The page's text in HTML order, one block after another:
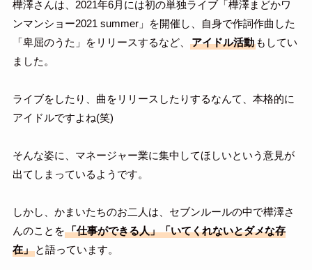
樺澤さんは、2021年6月には初の単独ライブ「樺澤まどかワ
ンマンショー2021 summer」を開催し、自身で作詞作曲した
「卑屈のうた」をリリースするなど、
アイドル活動もしてい
ました。
ライブをしたり、曲をリリースしたりするなんて、本格的に
アイドルですよね(笑)
そんな姿に、マネージャー業に集中してほしいという意見が
出てしまっているようです。
しかし、かまいたちのお二人は、セブンルールの中で樺澤さ
んのことを「仕事ができる人」「いてくれないとダメな存
在」と語っています。